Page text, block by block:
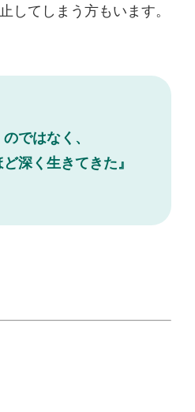
してしまう方もいます。
のではなく、
ど深く生きてきた』